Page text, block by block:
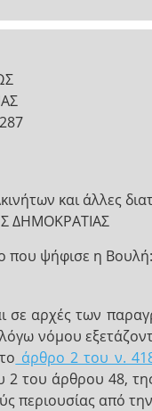
και άλλες
ΔΗΜΟΚΡΑΤΙΑΣ
που ψήφισε η Βουλή:
σε αρχές των
νόμου
άρθρο 2 του ν.
του άρθρου 48,
περιουσίας από